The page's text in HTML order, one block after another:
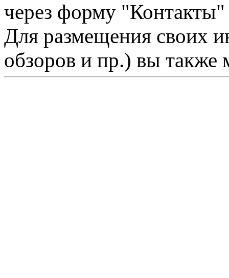
через форму "Контакты"
Для размещения своих
обзоров и пр.) вы также